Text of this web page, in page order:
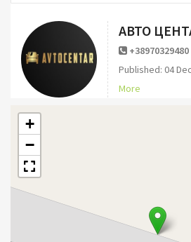
АВТО
+38970329480
Published: 04
More
+
−